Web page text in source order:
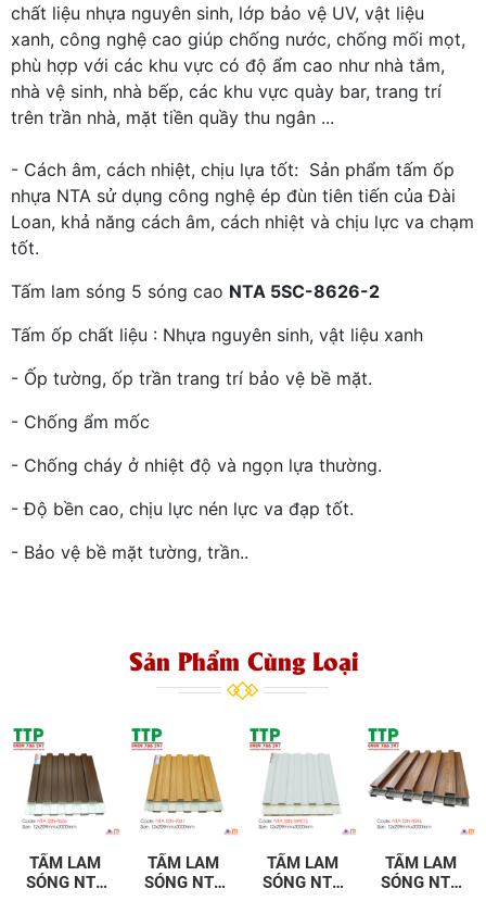
chất liệu nhựa nguyên sinh, lớp bảo vệ UV, vật liệu
xanh, công nghệ cao giúp chống nước, chống mối mọt,
phù hợp với các khu vực có độ ẩm cao như nhà tắm,
nhà vệ sinh, nhà bếp, các khu vực quày bar, trang trí
trên trần nhà, mặt tiền quầy thu ngân ...
- Cách âm, cách nhiệt, chịu lựa tốt: Sản phẩm tấm ốp
nhựa NTA sử dụng công nghệ ép đùn tiên tiến của Đài
Loan, khả năng cách âm, cách nhiệt và chịu lực va chạm
tốt.
Tấm lam sóng 5 sóng cao NTA 5SC-8626-2
Tấm ốp chất liệu : Nhựa nguyên sinh, vật liệu xanh
- Ốp tường, ốp trần trang trí bảo vệ bề mặt.
- Chống ẩm mốc
- Chống cháy ở nhiệt độ và ngọn lựa thường.
- Độ bền cao, chịu lực nén lực va đạp tốt.
- Bảo vệ bề mặt tường, trần..
Sản Phẩm Cùng Loại
TẤM LAM
SÓNG NTA
TẤM LAM
SÓNG NTA
TẤM LAM
SÓNG NTA
TẤM LAM
SÓNG NTA